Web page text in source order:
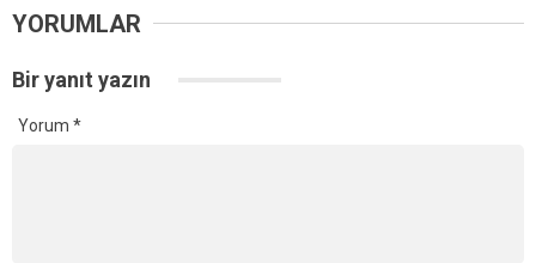
YORUMLAR
Bir yanıt yazın
Yorum *